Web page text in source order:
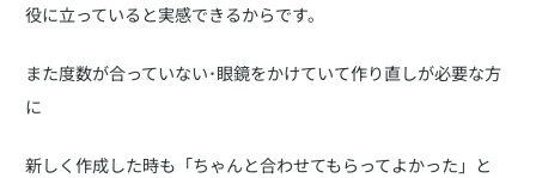
役に立っていると実感できるからです。
また度数が合っていない･眼鏡をかけていて作り直しが必要な方
に
新しく作成した時も「ちゃんと合わせてもらってよかった」と